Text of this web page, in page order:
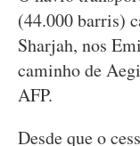
(44.000 barris)
Sharjah, nos
caminho de
AFP.
Desde que o